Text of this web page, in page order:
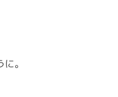
。